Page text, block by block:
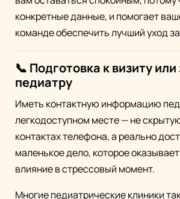
конкретные данные, и помогает
команде обеспечить лучший уход
📞 Подготовка к визиту или
педиатру
Иметь контактную информацию
легкодоступном месте — не
контактах телефона, а реально
маленькое дело, которое
влияние в стрессовый момент.
Многие педиатрические клиники